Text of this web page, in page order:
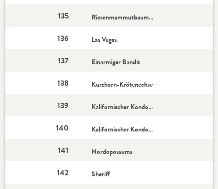
135 Riesenmammutbaum 2
136 Las Vegas
137 Einarmiger Bandit
138 Kurzhorn-Krötenechse
139 Kalifornischer Kondor 1
140 Kalifornischer Kondor 2
141 Nordopossums
142 Sheriff